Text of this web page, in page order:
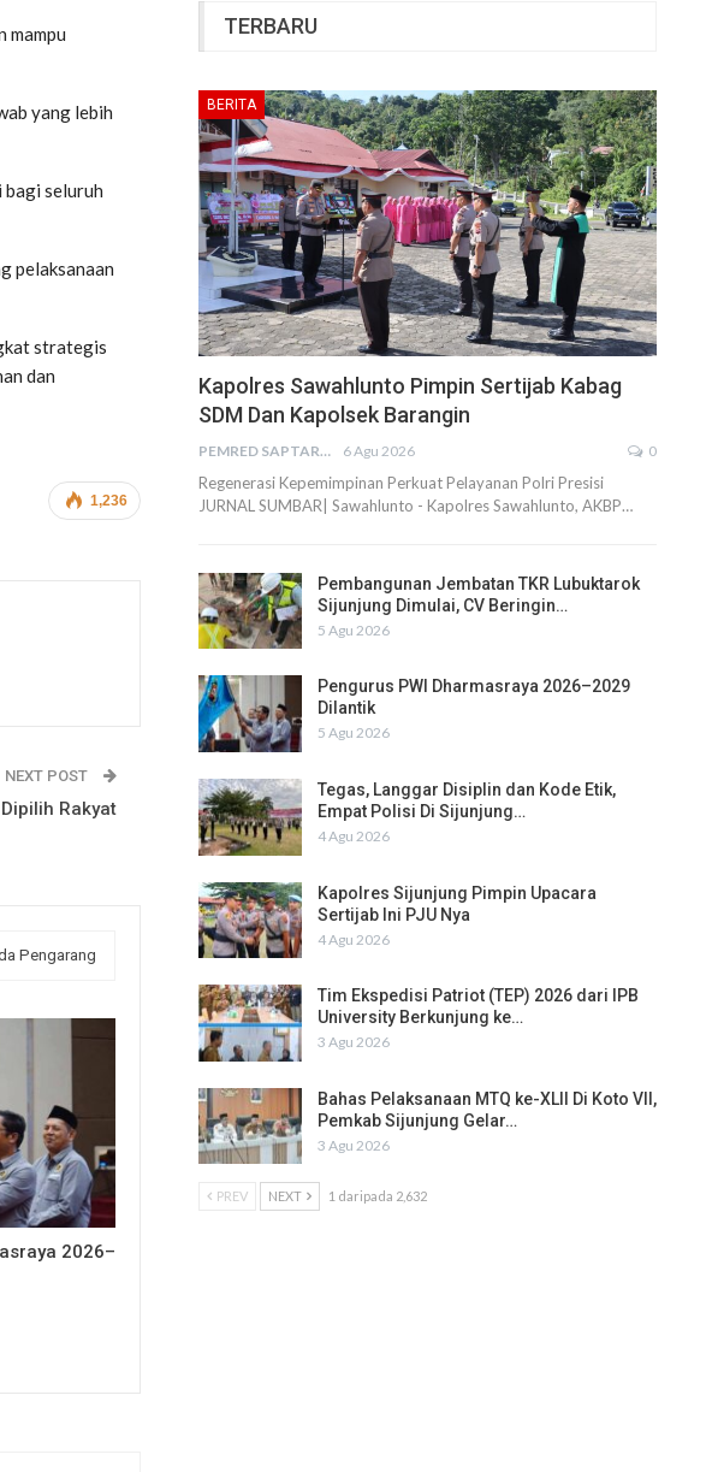
mampu
yang lebih
bagi seluruh
pelaksanaan
strategis
dan
1,236
NEXT POST
Rakyat
Pengarang
2026–
TERBARU
BERITA
Kapolres Sawahlunto Pimpin Sertijab Kabag
SDM Dan Kapolsek Barangin
PEMRED SAPTARIUS 6 Agu 2026 0
Regenerasi Kepemimpinan Perkuat Pelayanan Polri Presisi
JURNAL SUMBAR| Sawahlunto - Kapolres Sawahlunto, AKBP…
Pembangunan Jembatan TKR Lubuktarok
Sijunjung Dimulai, CV Beringin…
5 Agu 2026
Pengurus PWI Dharmasraya 2026–2029
Dilantik
5 Agu 2026
Tegas, Langgar Disiplin dan Kode Etik,
Empat Polisi Di Sijunjung…
4 Agu 2026
Kapolres Sijunjung Pimpin Upacara
Sertijab Ini PJU Nya
4 Agu 2026
Tim Ekspedisi Patriot (TEP) 2026 dari IPB
University Berkunjung ke…
3 Agu 2026
Bahas Pelaksanaan MTQ ke-XLII Di Koto VII,
Pemkab Sijunjung Gelar…
3 Agu 2026
PREV NEXT 1 daripada 2,632